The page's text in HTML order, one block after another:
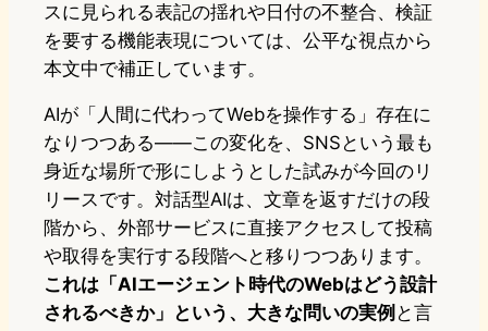
スに見られる表記の揺れや日付の不整合、検証
を要する機能表現については、公平な視点から
本文中で補正しています。
AIが「人間に代わってWebを操作する」存在に
なりつつある——この変化を、SNSという最も
身近な場所で形にしようとした試みが今回のリ
リースです。対話型AIは、文章を返すだけの段
階から、外部サービスに直接アクセスして投稿
や取得を実行する段階へと移りつつあります。
これは「AIエージェント時代のWebはどう設計
されるべきか」という、大きな問いの実例 と言